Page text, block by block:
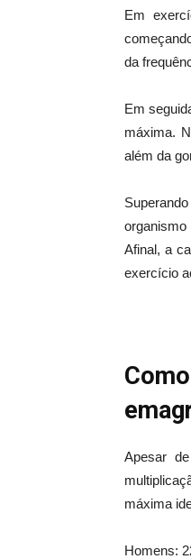
Em
da
Em
máxima.
além da
Afinal, a
exercício
Apesar
máxima
Homens: